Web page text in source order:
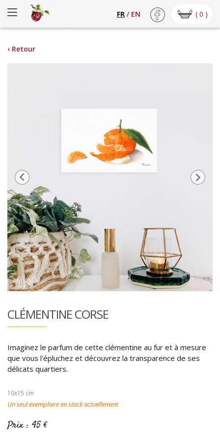
( 0 )
FR / EN
‹ Retour
CLÉMENTINE CORSE
Imaginez le parfum de cette clémentine au fur et à mesure
que vous l'épluchez et découvrez la transparence de ses
délicats quartiers.
10x15 cm
Un seul exemplaire en stock actuellement
Prix : 45 €